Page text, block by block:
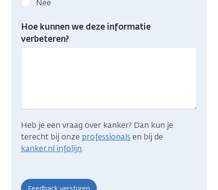
feedback:
Heb
gevonden
Nee
Hoe kunnen we deze informatie
verbeteren?
Heb je een vraag over kanker? Dan kun je
terecht bij onze professionals en bij de
kanker.nl infolijn.